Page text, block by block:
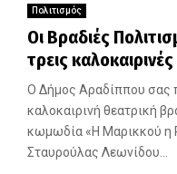
Πολιτισμός
Οι Βραδιές
τρεις
Ο Δήμος Αραδίππου σας
καλοκαιρινή θεατρική
κωμωδία «Η Μαρικκού η
Σταυρούλας Λεωνίδου...